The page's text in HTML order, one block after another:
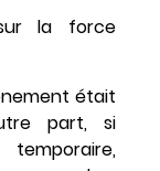
la force
était
part, si